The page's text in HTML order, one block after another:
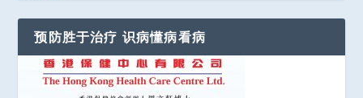
预防胜于治疗 识病懂病看病